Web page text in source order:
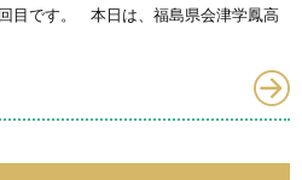
目です。 本日は、福島県会津学鳳高